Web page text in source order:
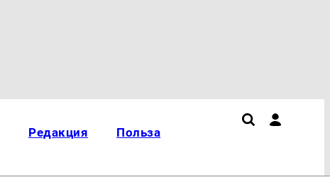
Редакция Польза